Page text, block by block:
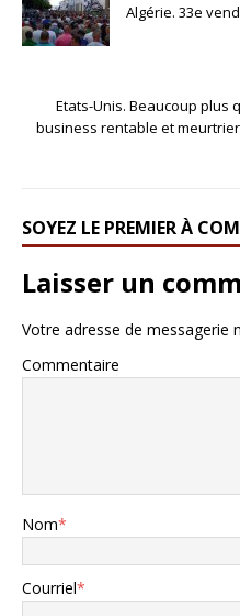
Algérie. 33e
Etats-Unis. Beaucoup plus
business rentable et
SOYEZ LE PREMIER À
Laisser un
Votre adresse de messagerie
Commentaire
Nom*
Courriel*